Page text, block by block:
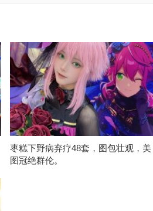
枣糕下野病弃疗48套，图包壮观，美
图冠绝群伦。